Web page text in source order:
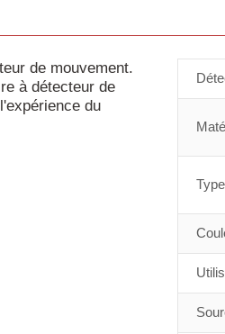
de mouvement.
à détecteur de
du